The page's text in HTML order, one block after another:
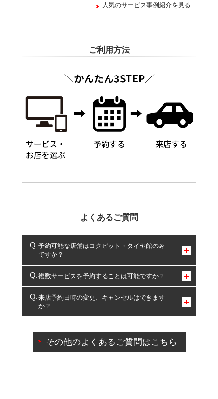
人気のサービス事例紹介を見る
ご利用方法
よくあるご質問
予約可能な店舗はコクピット・タイヤ館のみ
ですか？
コクピット・タイヤ館のみとなります。
複数サービスを予約することは可能ですか？
複数サービスのご予約は可能です。
一部の商品・サービスの組み合わせに限り、同時にご予約が
出来ないものもございます。
来店予約日時の変更、キャンセルはできます
か？
ご来店予約日の3営業日前を過ぎている場合のご予約
の日時変更につきましては、直接ご予約の店舗まで
その他のよくあるご質問はこちら